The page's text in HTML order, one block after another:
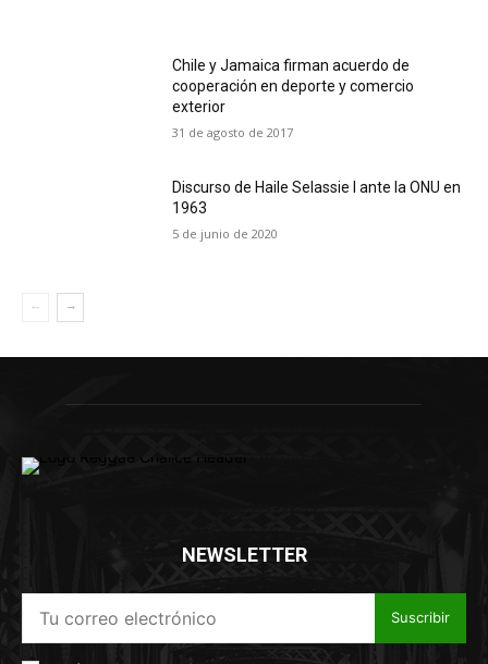
Chile y Jamaica firman acuerdo de
cooperación en deporte y comercio
exterior
31 de agosto de 2017
Discurso de Haile Selassie I ante la ONU en
1963
5 de junio de 2020
NEWSLETTER
Suscribir